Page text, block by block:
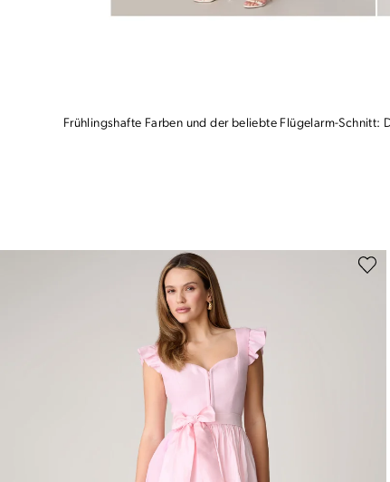
Frühlingshafte Farben und der beliebte Flügelarm-